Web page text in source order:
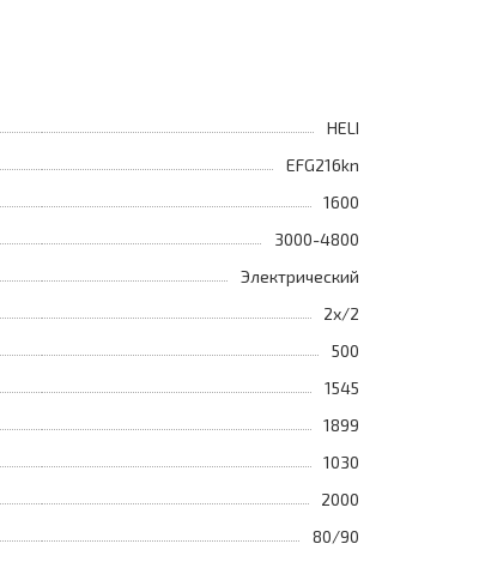
HELI
EFG216kn
1600
3000-4800
Электрический
2х/2
500
1545
1899
1030
2000
80/90